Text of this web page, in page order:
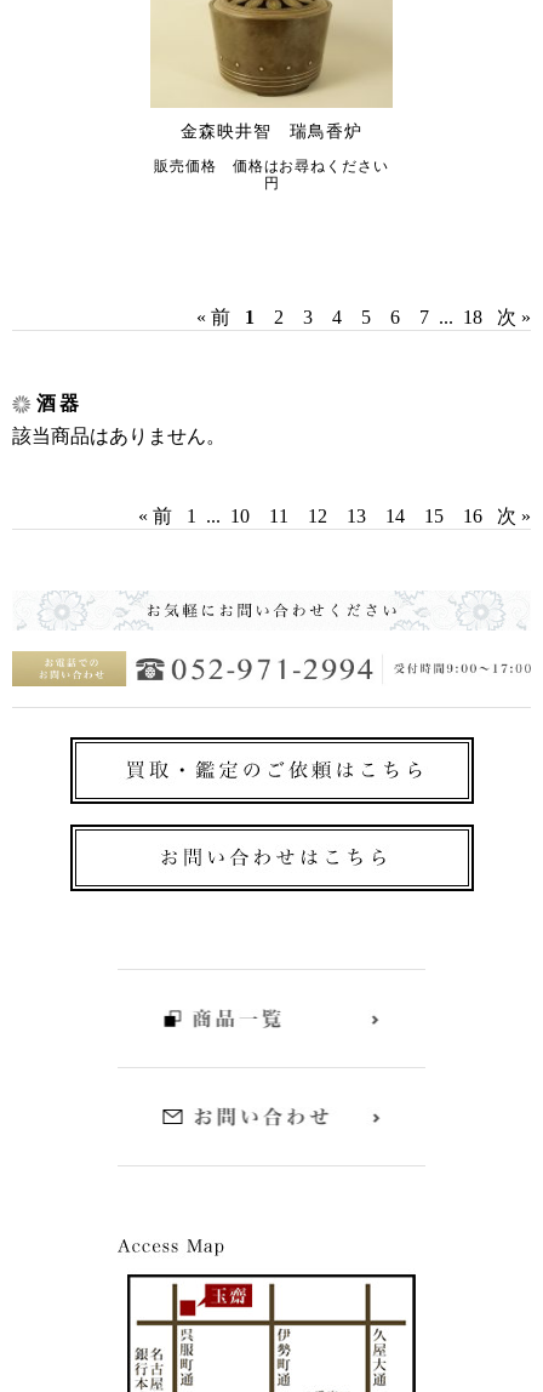
金森映井智 瑞鳥香炉
販売価格 価格はお尋ねください
円
« 前 1 2 3 4 5 6 7 ... 18 次 »
酒器
該当商品はありません。
« 前 1 ... 10 11 12 13 14 15 16 次 »